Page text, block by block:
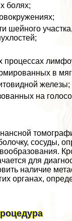
болях;
шейного
процессах
в
железы;
на
сосуды,
для
наличие
органах,